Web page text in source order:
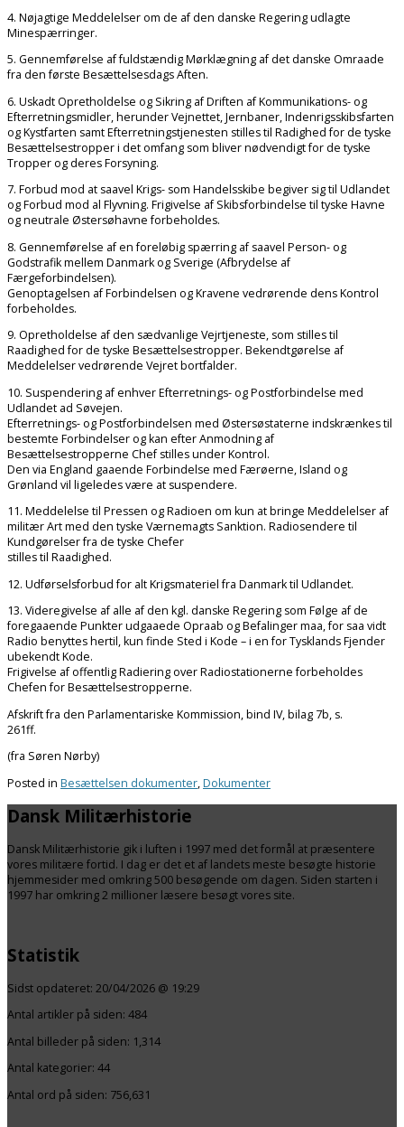
4. Nøjagtige Meddelelser om de af den danske Regering udlagte
Minespærringer.
5. Gennemførelse af fuldstændig Mørklægning af det danske Omraade
fra den første Besættelsesdags Aften.
6. Uskadt Opretholdelse og Sikring af Driften af Kommunikations- og
Efterretningsmidler, herunder Vejnettet, Jernbaner, Indenrigsskibsfarten
og Kystfarten samt Efterretningstjenesten stilles til Radighed for de tyske
Besættelsestropper i det omfang som bliver nødvendigt for de tyske
Tropper og deres Forsyning.
7. Forbud mod at saavel Krigs- som Handelsskibe begiver sig til Udlandet
og Forbud mod al Flyvning. Frigivelse af Skibsforbindelse til tyske Havne
og neutrale Østersøhavne forbeholdes.
8. Gennemførelse af en foreløbig spærring af saavel Person- og
Godstrafik mellem Danmark og Sverige (Afbrydelse af
Færgeforbindelsen).
Genoptagelsen af Forbindelsen og Kravene vedrørende dens Kontrol
forbeholdes.
9. Opretholdelse af den sædvanlige Vejrtjeneste, som stilles til
Raadighed for de tyske Besættelsestropper. Bekendtgørelse af
Meddelelser vedrørende Vejret bortfalder.
10. Suspendering af enhver Efterretnings- og Postforbindelse med
Udlandet ad Søvejen.
Efterretnings- og Postforbindelsen med Østersøstaterne indskrænkes til
bestemte Forbindelser og kan efter Anmodning af
Besættelsestropperne Chef stilles under Kontrol.
Den via England gaaende Forbindelse med Færøerne, Island og
Grønland vil ligeledes være at suspendere.
11. Meddelelse til Pressen og Radioen om kun at bringe Meddelelser af
militær Art med den tyske Værnemagts Sanktion. Radiosendere til
Kundgørelser fra de tyske Chefer
stilles til Raadighed.
12. Udførselsforbud for alt Krigsmateriel fra Danmark til Udlandet.
13. Videregivelse af alle af den kgl. danske Regering som Følge af de
foregaaende Punkter udgaaede Opraab og Befalinger maa, for saa vidt
Radio benyttes hertil, kun finde Sted i Kode – i en for Tysklands Fjender
ubekendt Kode.
Frigivelse af offentlig Radiering over Radiostationerne forbeholdes
Chefen for Besættelsestropperne.
Afskrift fra den Parlamentariske Kommission, bind IV, bilag 7b, s.
261ff.
(fra Søren Nørby)
Posted in Besættelsen dokumenter,Dokumenter
Dansk Militærhistorie
Dansk Militærhistorie gik i luften i 1997 med det formål at præsentere
vores militære fortid. I dag er det et af landets meste besøgte historie
hjemmesider med omkring 500 besøgende om dagen. Siden starten i
1997 har omkring 2 millioner læsere besøgt vores site.
Statistik
Sidst opdateret: 20/04/2026 @ 19:29
Antal artikler på siden: 484
Antal billeder på siden: 1,314
Antal kategorier: 44
Antal ord på siden: 756,631